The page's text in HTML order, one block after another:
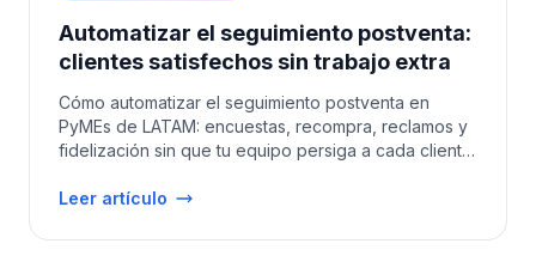
Automatizar el seguimiento postventa:
clientes satisfechos sin trabajo extra
Cómo automatizar el seguimiento postventa en
PyMEs de LATAM: encuestas, recompra, reclamos y
fidelización sin que tu equipo persiga a cada cliente
Leer artículo